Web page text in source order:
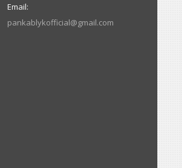
pankablykofficial@gmail.com